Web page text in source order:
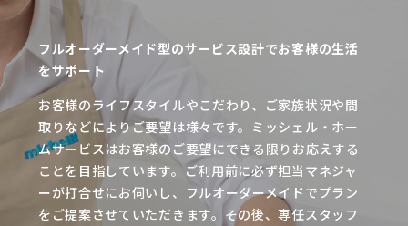
フルオーダーメイド型のサービス設計でお客様の生活
をサポート
お客様のライフスタイルやこだわり、ご家族状況や間
取りなどによりご要望は様々です。ミッシェル・ホー
ムサービスはお客様のご要望にできる限りお応えする
ことを目指しています。ご利用前に必ず担当マネジャ
ーが打合せにお伺いし、フルオーダーメイドでプラン
をご提案させていただきます。その後、専任スタッフ